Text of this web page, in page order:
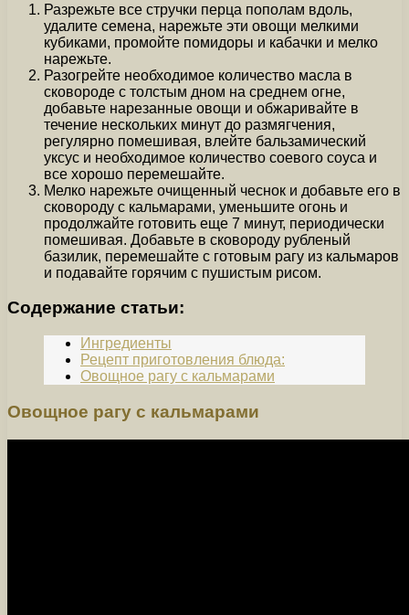
Разрежьте все стручки перца пополам вдоль,
удалите семена, нарежьте эти овощи мелкими
кубиками, промойте помидоры и кабачки и мелко
нарежьте.
Разогрейте необходимое количество масла в
сковороде с толстым дном на среднем огне,
добавьте нарезанные овощи и обжаривайте в
течение нескольких минут до размягчения,
регулярно помешивая, влейте бальзамический
уксус и необходимое количество соевого соуса и
все хорошо перемешайте.
Мелко нарежьте очищенный чеснок и добавьте его в
сковороду с кальмарами, уменьшите огонь и
продолжайте готовить еще 7 минут, периодически
помешивая. Добавьте в сковороду рубленый
базилик, перемешайте с готовым рагу из кальмаров
и подавайте горячим с пушистым рисом.
Содержание статьи:
Ингредиенты
Рецепт приготовления блюда:
Овощное рагу с кальмарами
Овощное рагу с кальмарами